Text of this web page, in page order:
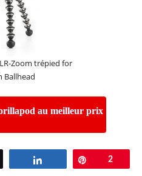
Zoom trépied for
Ballhead
au meilleur prix
et on peut les
Il y a plusieurs
Partagez Épingle
2